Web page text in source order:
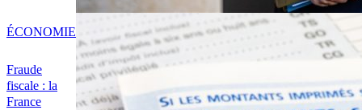
Fraude
fiscale : la
France
ÉCONOMIE